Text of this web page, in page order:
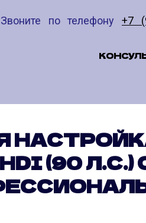
по телефону +7
(90 Л.С.)